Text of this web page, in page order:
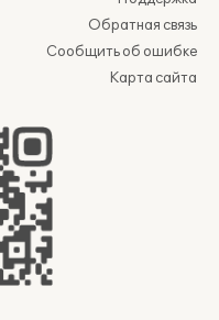
Обратная связь
Сообщить об ошибке
Карта сайта